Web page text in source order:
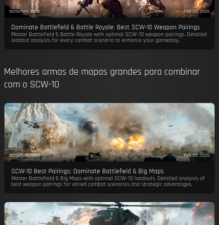
Battlefield Meta Feb 23, 2026
Dominate Battlefield 6 Battle Royale: Best SCW-10 Weapon Pairings
Master Battlefield 6 Battle Royale with optimal SCW-10 weapon pairings. Detailed
loadout analysis for every combat scenario to enhance your gameplay.
Melhores armas de mapas grandes para combinar
com o SCW-10
Battlefield Meta Feb 23, 2026
SCW-10 Best Pairings: Dominate Battlefield 6 Big Maps
Master Battlefield 6 Big Maps with optimal SCW-10 loadouts. Detailed analysis of
best weapon pairings for varied combat scenarios and strategic advantages.